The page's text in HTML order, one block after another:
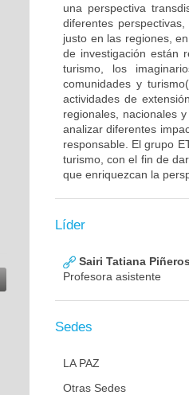
una perspectiva
diferentes
justo en las regiones,
de investigación están
turismo, los
comunidades y
actividades de
regionales, nacionales
analizar diferentes
responsable. El grupo
turismo, con el fin de
que enriquezcan la
Líder
Sairi Tatiana
Profesora asistente
Sedes
LA PAZ
Otras Sedes